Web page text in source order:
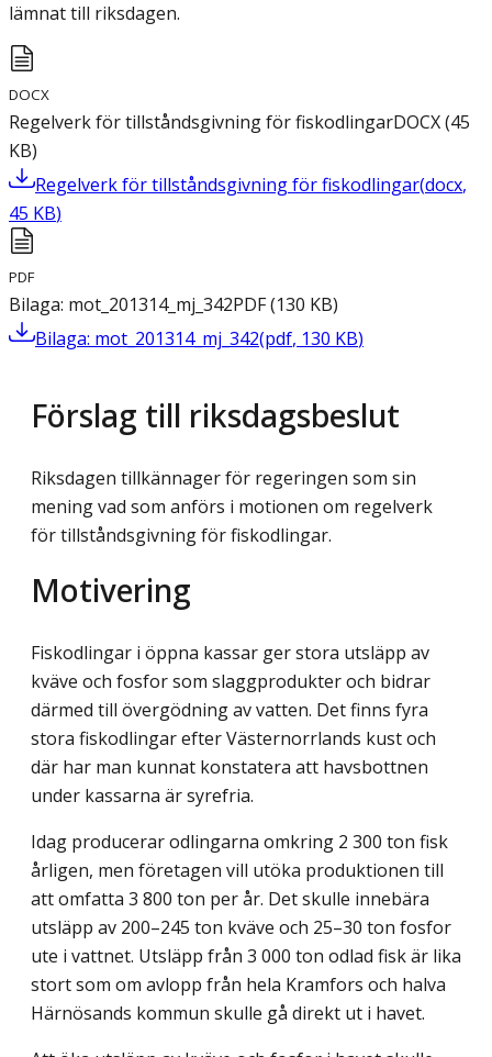
lämnat till riksdagen.
DOCX
Regelverk för tillståndsgivning för fiskodlingarDOCX(45
KB)
Regelverk för tillståndsgivning för fiskodlingar(docx,
45 KB)
PDF
Bilaga: mot_201314_mj_342PDF(130 KB)
Bilaga: mot_201314_mj_342(pdf, 130 KB)
Förslag till riksdagsbeslut
Riksdagen tillkännager för regeringen som sin
mening vad som anförs i motionen om regelverk
för tillståndsgivning för fiskodlingar.
Motivering
Fiskodlingar i öppna kassar ger stora utsläpp av
kväve och fosfor som slaggprodukter och bidrar
därmed till övergödning av vatten. Det finns fyra
stora fiskodlingar efter Västernorrlands kust och
där har man kunnat konstatera att havsbottnen
under kassarna är syrefria.
Idag producerar odlingarna omkring 2 300 ton fisk
årligen, men företagen vill utöka produktionen till
att omfatta 3 800 ton per år. Det skulle innebära
utsläpp av 200–245 ton kväve och 25–30 ton fosfor
ute i vattnet. Utsläpp från 3 000 ton odlad fisk är lika
stort som om avlopp från hela Kramfors och halva
Härnösands kommun skulle gå direkt ut i havet.